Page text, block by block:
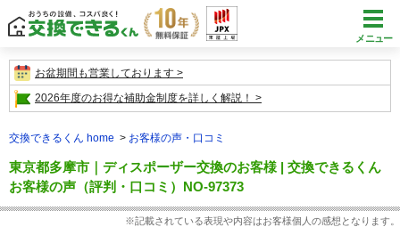
メニュー
お盆期間も営業しております
2026年度のお得な補助金制度を詳しく解説！
交換できるくん home お客様の声・口コミ
東京都多摩市｜ディスポーザー交換のお客様 | 交換できるくん
お客様の声（評判・口コミ）NO-97373
※記載されている表現や内容はお客様個人の感想となります。